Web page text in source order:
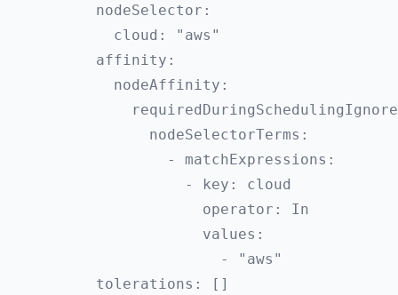
      nodeSelector:
        cloud: "aws"
      affinity:
        nodeAffinity:
            nodeSelectorTerms:
              - matchExpressions:
                - key: cloud
                  operator: In
                  values:
                    - "aws"
      tolerations: []